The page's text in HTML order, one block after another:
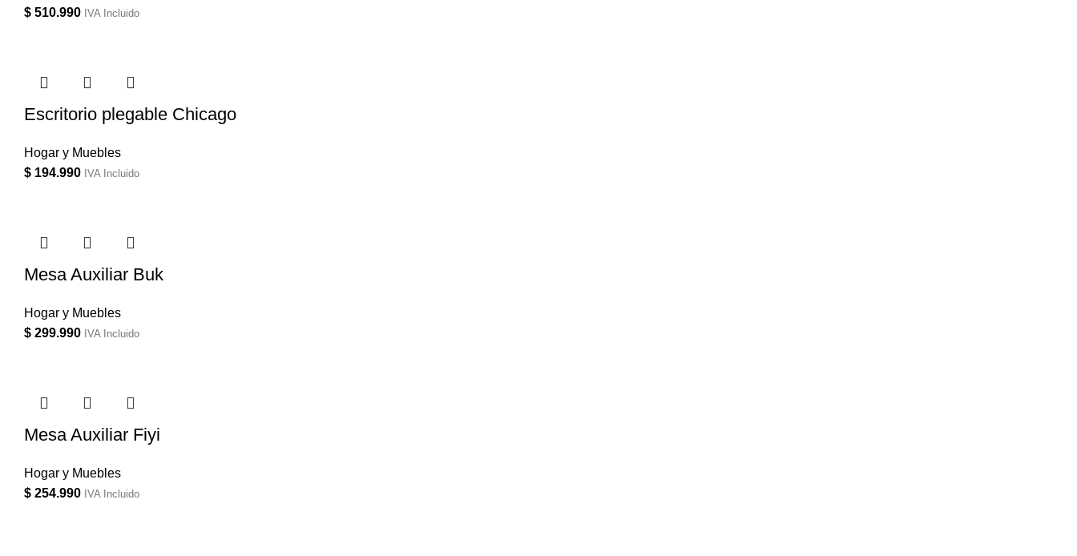
$ 510.990 IVA Incluido
Escritorio plegable Chicago
Hogar y Muebles
$ 194.990 IVA Incluido
Mesa Auxiliar Buk
Hogar y Muebles
$ 299.990 IVA Incluido
Mesa Auxiliar Fiyi
Hogar y Muebles
$ 254.990 IVA Incluido